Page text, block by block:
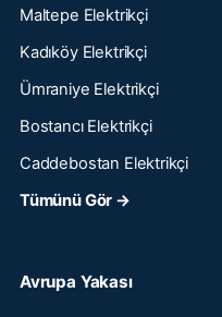
Maltepe Elektrikçi
Kadıköy Elektrikçi
Ümraniye Elektrikçi
Bostancı Elektrikçi
Caddebostan Elektrikçi
Tümünü Gör →
Avrupa Yakası